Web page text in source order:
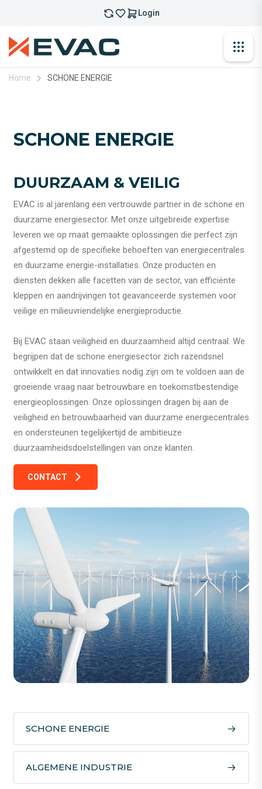
Login
Home SCHONE ENERGIE
SCHONE ENERGIE
DUURZAAM & VEILIG
EVAC is al jarenlang een vertrouwde partner in de schone en
duurzame energiesector. Met onze uitgebreide expertise
leveren we op maat gemaakte oplossingen die perfect zijn
afgestemd op de specifieke behoeften van energiecentrales
en duurzame energie-installaties. Onze producten en
diensten dekken alle facetten van de sector, van efficiënte
kleppen en aandrijvingen tot geavanceerde systemen voor
veilige en milieuvriendelijke energieproductie.
Bij EVAC staan veiligheid en duurzaamheid altijd centraal. We
begrijpen dat de schone energiesector zich razendsnel
ontwikkelt en dat innovaties nodig zijn om te voldoen aan de
groeiende vraag naar betrouwbare en toekomstbestendige
energieoplossingen. Onze oplossingen dragen bij aan de
veiligheid en betrouwbaarheid van duurzame energiecentrales
en ondersteunen tegelijkertijd de ambitieuze
duurzaamheidsdoelstellingen van onze klanten.
CONTACT
SCHONE ENERGIE
ALGEMENE INDUSTRIE